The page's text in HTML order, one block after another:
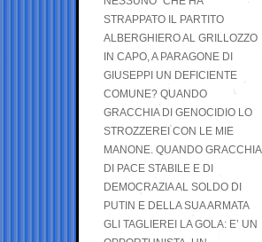
STRAPPATO IL PARTITO
ALBERGHIERO AL GRILLOZZO
IN CAPO, A PARAGONE DI
GIUSEPPI UN DEFICIENTE
COMUNE? QUANDO
GRACCHIA DI GENOCIDIO LO
STROZZEREI CON LE MIE
MANONE. QUANDO GRACCHIA
DI PACE STABILE E DI
DEMOCRAZIA AL SOLDO DI
PUTIN E DELLA SUA ARMATA
GLI TAGLIEREI LA GOLA: E’ UN